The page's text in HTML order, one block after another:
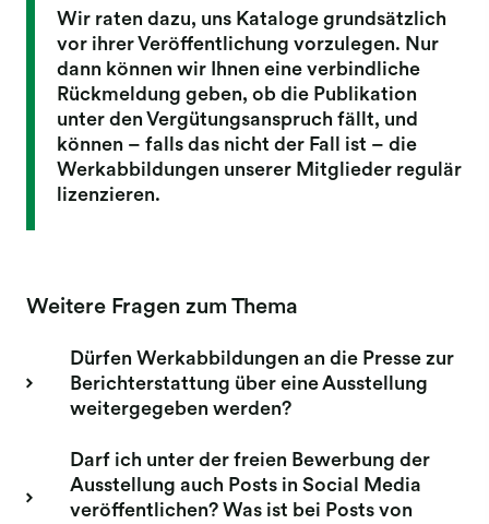
Wir raten dazu, uns Kataloge grundsätzlich
vor ihrer Veröffentlichung vorzulegen. Nur
dann können wir Ihnen eine verbindliche
Rückmeldung geben, ob die Publikation
unter den Vergütungsanspruch fällt, und
können – falls das nicht der Fall ist – die
Werkabbildungen unserer Mitglieder regulär
lizenzieren.
Weitere Fragen zum Thema
Dürfen Werkabbildungen an die Presse zur
Berichterstattung über eine Ausstellung
weitergegeben werden?
Darf ich unter der freien Bewerbung der
Ausstellung auch Posts in Social Media
veröffentlichen? Was ist bei Posts von